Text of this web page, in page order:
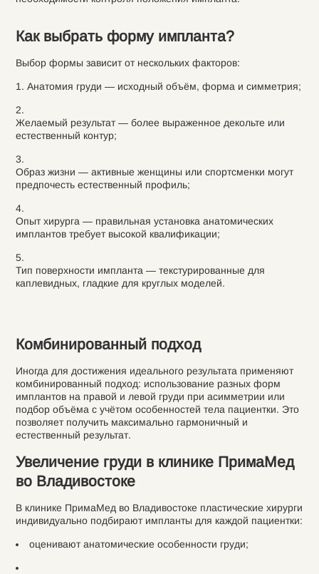
Как выбрать форму импланта?
Выбор формы зависит от нескольких факторов:
Анатомия груди — исходный объём, форма и симметрия;
Желаемый результат — более выраженное декольте или
естественный контур;
Образ жизни — активные женщины или спортсменки могут
предпочесть естественный профиль;
Опыт хирурга — правильная установка анатомических
имплантов требует высокой квалификации;
Тип поверхности импланта — текстурированные для
каплевидных, гладкие для круглых моделей.
Комбинированный подход
Иногда для достижения идеального результата применяют
комбинированный подход: использование разных форм
имплантов на правой и левой груди при асимметрии или
подбор объёма с учётом особенностей тела пациентки. Это
позволяет получить максимально гармоничный и
естественный результат.
Увеличение груди в клинике ПримаМед
во Владивостоке
В клинике ПримаМед во Владивостоке пластические хирурги
индивидуально подбирают импланты для каждой пациентки:
оценивают анатомические особенности груди;